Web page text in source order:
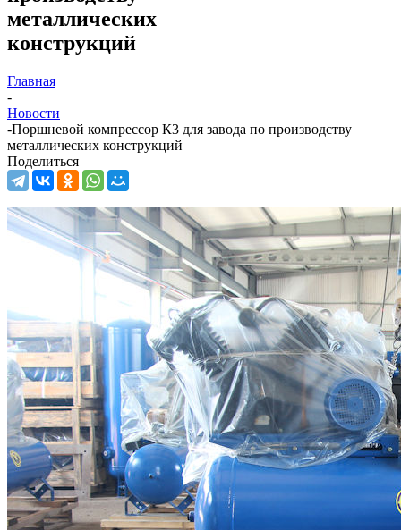
металлических
конструкций
Главная
-
Новости
-Поршневой компрессор К3 для завода по производству
металлических конструкций
Поделиться